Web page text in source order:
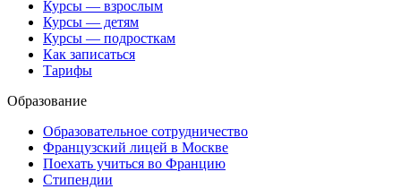
Курсы — взрослым
Курсы — детям
Курсы — подросткам
Как записаться
Тарифы
Образование
Образовательное сотрудничество
Французский лицей в Москве
Поехать учиться во Францию
Стипендии